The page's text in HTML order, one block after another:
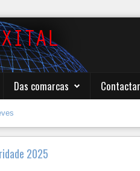
Das comarcas
2025